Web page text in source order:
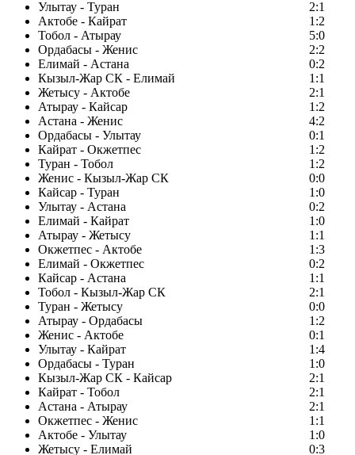
Улытау - Туран
2:1
Актобе - Кайрат
1:2
Тобол - Атырау
5:0
Ордабасы - Женис
2:2
Елимай - Астана
0:2
Кызыл-Жар СК - Елимай
1:1
Жетысу - Актобе
2:1
Атырау - Кайсар
1:2
Астана - Женис
4:2
Ордабасы - Улытау
0:1
Кайрат - Окжетпес
1:2
Туран - Тобол
1:2
Женис - Кызыл-Жар СК
0:0
Кайсар - Туран
1:0
Улытау - Астана
0:2
Елимай - Кайрат
1:0
Атырау - Жетысу
1:1
Окжетпес - Актобе
1:3
Елимай - Окжетпес
0:2
Кайсар - Астана
1:1
Тобол - Кызыл-Жар СК
2:1
Туран - Жетысу
0:0
Атырау - Ордабасы
1:2
Женис - Актобе
0:1
Улытау - Кайрат
1:4
Ордабасы - Туран
1:0
Кызыл-Жар СК - Кайсар
2:1
Кайрат - Тобол
2:1
Астана - Атырау
2:1
Окжетпес - Женис
1:1
Актобе - Улытау
1:0
Жетысу - Елимай
0:3